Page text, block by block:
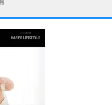
見ない。
の方法
原因は、行動しないから。
方法